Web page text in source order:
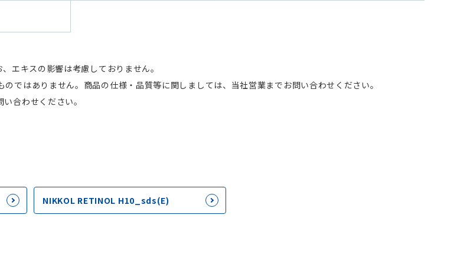
エキスの影響は考慮しておりません。
ではありません。商品の仕様・品質等に関しましては、当社営業までお問い合わせください。
合わせください。
NIKKOL RETINOL H10_sds(E)